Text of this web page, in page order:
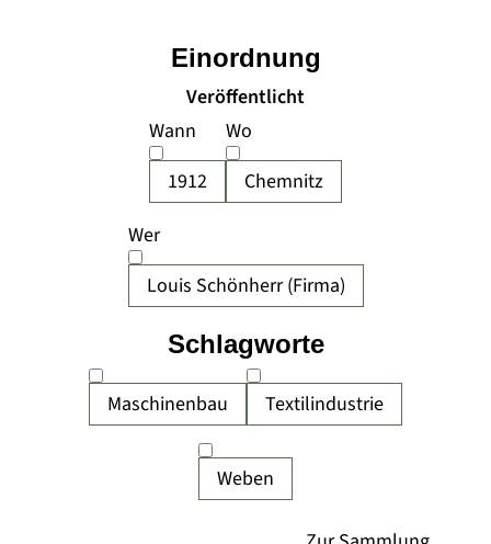
Veröffentlicht
Wann
1912
Wo
Chemnitz
Wer
Louis Schönherr (Firma)
Maschinenbau Textilindustrie
Weben
Einordnung
Schlagworte